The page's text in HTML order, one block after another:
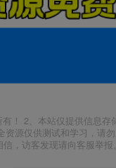
！ 2、本站仅提供信息
资源仅供测试和学习，请
，访客发现请向客服举